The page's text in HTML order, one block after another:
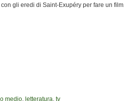
gli eredi di Saint-Exupéry per fare un film.
medio, letteratura, tv